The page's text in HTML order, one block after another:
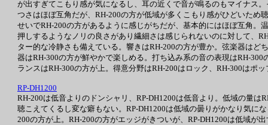
が出すぎてこもり感が気になるし、耳の近くで音が鳴るのもマイナス
つさはほぼ互角だが、RH-200の方が低域が多くこもり感がひどいた
せいでRH-200の方があるように感じがちだが、基本的にはほぼ互角。
押しするようなノリの良さがあり繊細さは感じられないのに対して、
ター的な冷静さも備えている。響きはRH-200の方が豊か。弦楽器は
器はRH-300の方が鮮やかで楽しめる。打ち込み系の音の表現はRH-
ランスはRH-300の方が上。得意分野はRH-200はロック、RH-300はポ
RP-DH1200
RH-200は低音よりのドンシャリ、RP-DH1200は低音より。低域の量
聴こえてくるし変な癖もない。RP-DH1200は低域の曇りがかなり気に
200の方が上。RH-200の方がエッジがきついが、RP-DH1200は低域が